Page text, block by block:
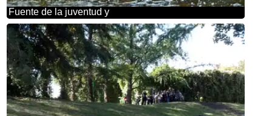
Fuente de la juventud y